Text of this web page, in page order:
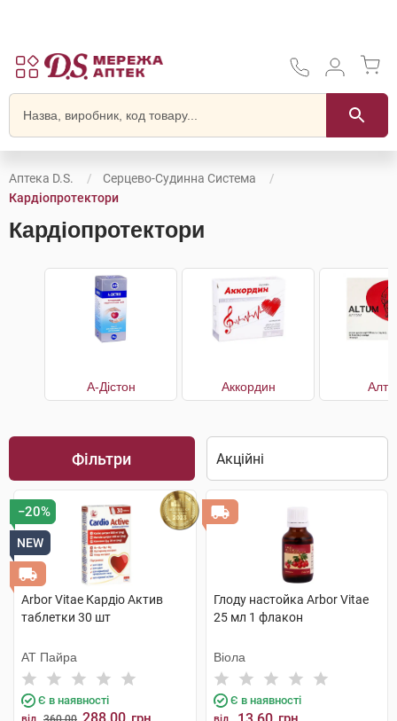
Аптека D.S.
Серцево-Судинна Система
Кардіопротектори
Кардіопротектори
А-Дістон Аккордин
Фільтри
−20%
NEW
Arbor Vitae Кардіо Актив
таблетки 30 шт
АТ Пайра
Є в наявності
Глоду настойка Arbor Vitae
25 мл 1 флакон
Віола
Є в наявності